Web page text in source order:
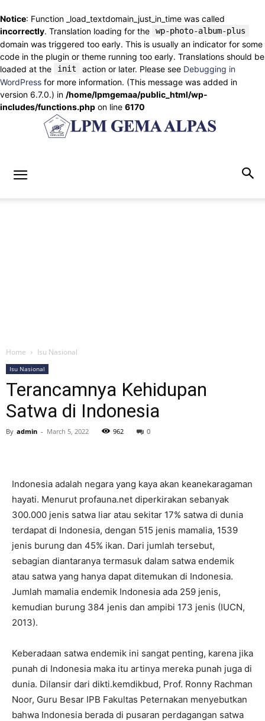
Notice: Function _load_textdomain_just_in_time was called
incorrectly. Translation loading for the wp-photo-album-plus
domain was triggered too early. This is usually an indicator for some
code in the plugin or theme running too early. Translations should be
loaded at the
init action or later. Please see Debugging in
WordPress for more information. (This message was added in
version 6.7.0.) in /home/lpmgemaa/public_html/wp-
includes/functions.php on line 6170
Home Isu Nasional
Isu Nasional
Terancamnya Kehidupan
Satwa di Indonesia
By admin - March 5, 2022 962 0
Indonesia adalah negara yang kaya akan keanekaragaman
hayati. Menurut profauna.net diperkirakan sebanyak
300.000 jenis satwa liar atau sekitar 17% satwa di dunia
terdapat di Indonesia, dengan 515 jenis mamalia, 1539
jenis burung dan 45% ikan. Dari jumlah tersebut,
sebagian diantaranya termasuk dalam satwa endemik
atau satwa yang hanya dapat ditemukan di Indonesia.
Jumlah mamalia endemik Indonesia ada 259 jenis,
kemudian burung 384 jenis dan ampibi 173 jenis (IUCN,
2013).
Keberadaan satwa endemik ini sangat penting, karena jika
punah di Indonesia maka itu artinya mereka punah juga di
dunia. Dilansir dari dikti.kemdikbud, Prof. Ronny Rachman
Noor, Guru Besar IPB Fakultas Peternakan menyebutkan
bahwa Indonesia berada di pusaran perdagangan satwa